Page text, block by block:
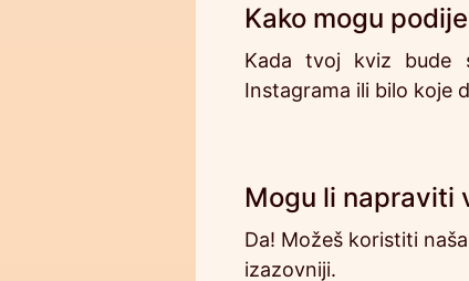
Kako mogu
Kada tvoj kviz bude
Instagrama ili bilo koje
Mogu li napraviti
Da! Možeš koristiti
izazovniji.